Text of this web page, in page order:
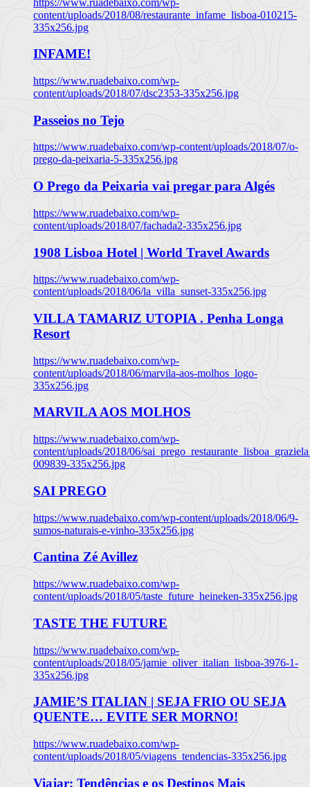
content/uploads/2018/08/restaurante_infame_lisboa-010215-
335x256.jpg
INFAME!
https://www.ruadebaixo.com/wp-
content/uploads/2018/07/dsc2353-335x256.jpg
Passeios no Tejo
https://www.ruadebaixo.com/wp-content/uploads/2018/07/o-
prego-da-peixaria-5-335x256.jpg
O Prego da Peixaria vai pregar para Algés
https://www.ruadebaixo.com/wp-
content/uploads/2018/07/fachada2-335x256.jpg
1908 Lisboa Hotel | World Travel Awards
https://www.ruadebaixo.com/wp-
content/uploads/2018/06/la_villa_sunset-335x256.jpg
VILLA TAMARIZ UTOPIA . Penha Longa
Resort
https://www.ruadebaixo.com/wp-
content/uploads/2018/06/marvila-aos-molhos_logo-
335x256.jpg
MARVILA AOS MOLHOS
https://www.ruadebaixo.com/wp-
content/uploads/2018/06/
009839-335x256.jpg
SAI PREGO
https://www.ruadebaixo.com/wp-content/uploads/2018/06/9-
sumos-naturais-e-vinho-335x256.jpg
Cantina Zé Avillez
https://www.ruadebaixo.com/wp-
content/uploads/2018/05/taste_future_heineken-335x256.jpg
TASTE THE FUTURE
https://www.ruadebaixo.com/wp-
content/uploads/2018/05/jamie_oliver_italian_lisboa-3976-1-
335x256.jpg
JAMIE’S ITALIAN | SEJA FRIO OU SEJA
QUENTE… EVITE SER MORNO!
https://www.ruadebaixo.com/wp-
content/uploads/2018/05/viagens_tendencias-335x256.jpg
Viajar: Tendências e os Destinos Mais